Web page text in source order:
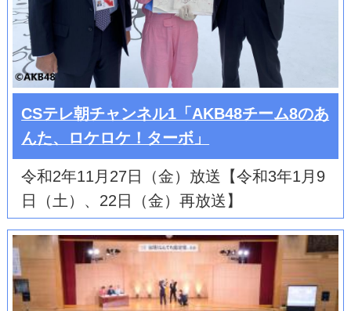
CSテレ朝チャンネル1「AKB48チーム8のあ
んた、ロケロケ！ターボ」
令和2年11月27日（金）放送【令和3年1月9
日（土）、22日（金）再放送】